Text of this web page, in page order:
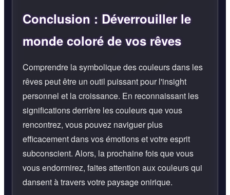
Conclusion : Déverrouiller le
monde coloré de vos rêves
Comprendre la symbolique des couleurs dans les
rêves peut être un outil puissant pour l'insight
personnel et la croissance. En reconnaissant les
significations derrière les couleurs que vous
rencontrez, vous pouvez naviguer plus
efficacement dans vos émotions et votre esprit
subconscient. Alors, la prochaine fois que vous
vous endormirez, faites attention aux couleurs qui
dansent à travers votre paysage onirique.